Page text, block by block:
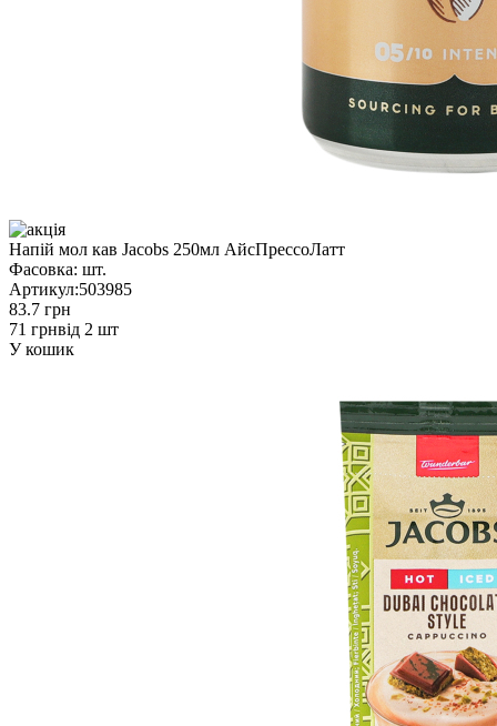
Напій мол кав Jacobs 250мл АйсПрессоЛатт
Фасовка: шт.
Артикул:503985
83.7 грн
71 грнвід 2 шт
У кошик